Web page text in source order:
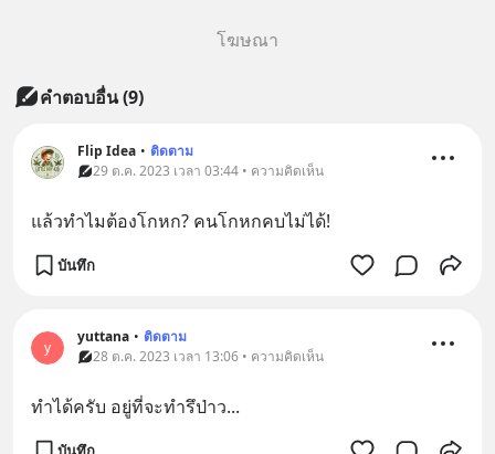
โฆษณา
คำตอบอื่น(9)
Flip Idea • ติดตาม
29 ต.ค. 2023 เวลา 03:44 • ความคิดเห็น
แล้วทำไมต้องโกหก? คนโกหกคบไม่ได้!
บันทึก
y
yuttana • ติดตาม
28 ต.ค. 2023 เวลา 13:06 • ความคิดเห็น
ทำได้ครับ อยู่ที่จะทำรึป่าว...